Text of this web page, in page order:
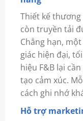
Thiết kế
còn truyền tải
Chẳng hạn,
giác hiện đại,
hiệu F&B lại
tạo cảm xúc.
cách ghi nhớ
Hỗ trợ